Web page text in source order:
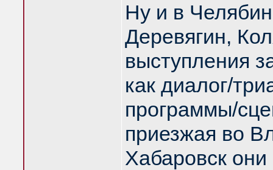
Ну и в
Деревягин,
выступления
как диалог/
программы/
приезжая во
Хабаровск